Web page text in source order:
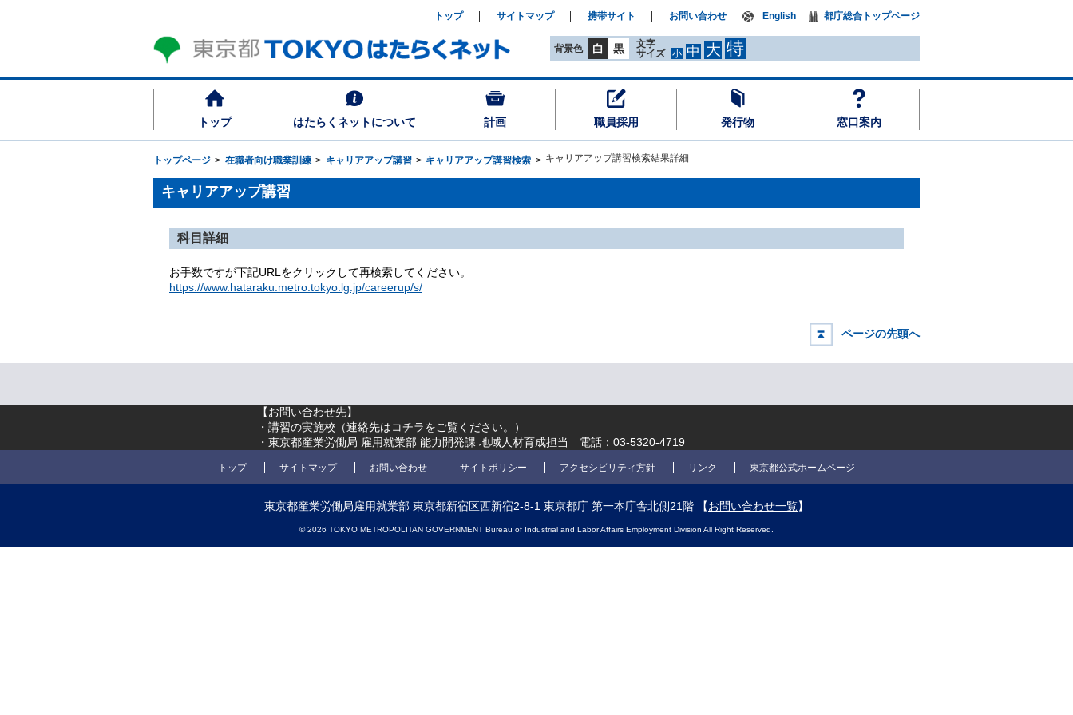
トップ はたらくネットについて 計画 職員採用 発行物 窓口案内
背景色 白 黒
文字
サイズ
小 中 大 特
トップ サイトマップ 携帯サイト お問い合わせ English 都庁総合トップページ
トップページ 在職者向け職業訓練 キャリアアップ講習 キャリアアップ講習検索 キャリアアップ講習検索結果詳細
キャリアアップ講習
科目詳細
お手数ですが下記URLをクリックして再検索してください。
https://www.hataraku.metro.tokyo.lg.jp/careerup/s/
ページの先頭へ
【お問い合わせ先】
・講習の実施校（連絡先はコチラをご覧ください。
）
・東京都産業労働局 雇用就業部 能力開発課 地域人材育成担当 電話：03-5320-4719
トップ サイトマップ お問い合わせ サイトポリシー アクセシビリティ方針 リンク 東京都公式ホームページ
東京都産業労働局雇用就業部 東京都新宿区西新宿2-8-1 東京都庁 第一本庁舎北側21階 【お問い合わせ一覧】
© 2026 TOKYO METROPOLITAN GOVERNMENT Bureau of Industrial and Labor Affairs Employment Division All Right Reserved.